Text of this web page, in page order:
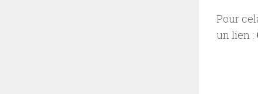
Pour
un lien :